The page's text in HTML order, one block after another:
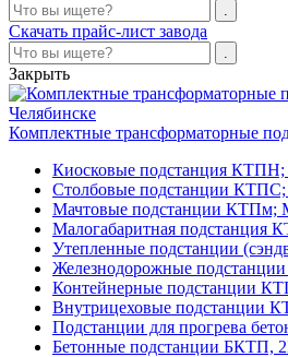
Скачать прайс-лист завода
Закрыть
Комплектные трансформаторные
Киосковые подстанция
Столбовые подстанции
Мачтовые подстанции
Малогабаритная подстанция
Утепленные подстанции
Железнодорожные
Контейнерные подстанции
Внутрицеховые подстанции
Подстанции для прогрева
Бетонные подстанции БКТП,